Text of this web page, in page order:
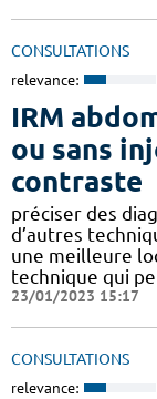
CONSULTATIONS
relevance:
IRM
ou sans
contraste
préciser des
d’autres
une meilleure
technique qui
23/01/2023 15:17
CONSULTATIONS
relevance: